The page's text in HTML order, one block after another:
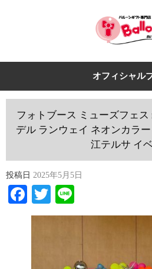
オフィシャル
フォトブース ミューズフェス
デル ランウェイ ネオンカラ
江テルサ イ
投稿日 2025年5月5日
Facebook
Twitter